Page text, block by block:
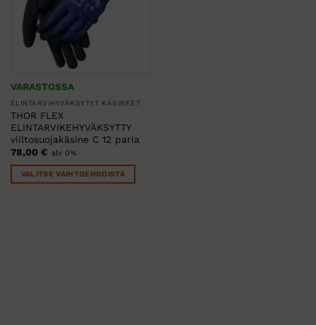
VARASTOSSA
ELINTARVIHYVÄKSYTYT KÄSINEET
THOR FLEX
ELINTARVIKEHYVÄKSYTTY
viiltosuojakäsine C 12 paria
78,00 € alv 0%
VALITSE VAIHTOEHDOISTA